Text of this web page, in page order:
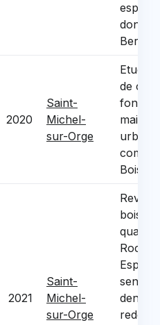
dont
Berlioz
2020
Saint-
Michel-
sur-Orge
Etude
de
Bois
2021
Saint-
Michel-
sur-Orge
bois